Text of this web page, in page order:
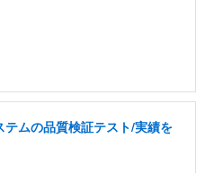
ムの品質検証テスト/実績を